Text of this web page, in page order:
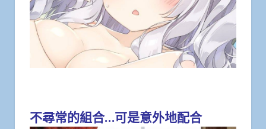
不尋常的組合…可是意外地配合